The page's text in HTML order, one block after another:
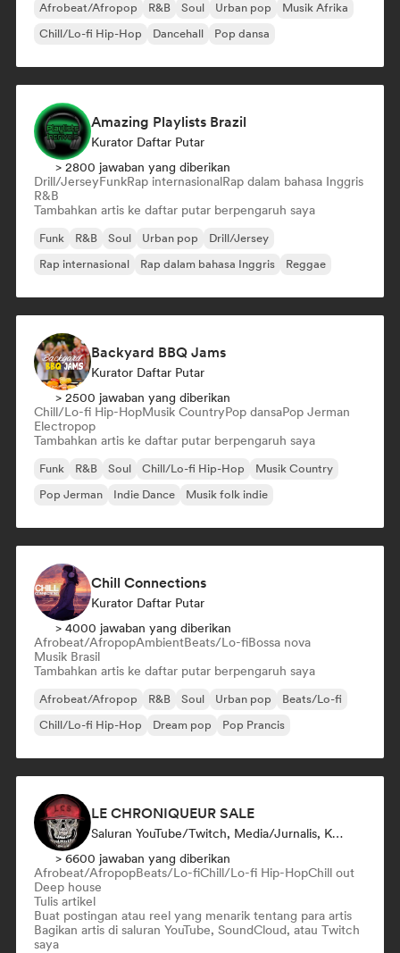
Afrobeat/Afropop R&B Soul Urban pop
Musik Afrika
Chill/Lo-fi Hip-Hop
Dancehall Pop dansa
Amazing Playlists Brazil
Kurator Daftar Putar
> 2800 jawaban yang diberikan
Drill/JerseyFunkRap internasionalRap dalam bahasa Inggris
R&B
Tambahkan artis ke daftar putar berpengaruh saya
Funk R&B Soul Urban pop
Drill/Jersey
Rap internasional
Rap dalam bahasa Inggris Reggae
Backyard BBQ Jams
Kurator Daftar Putar
> 2500 jawaban yang diberikan
Chill/Lo-fi Hip-HopMusik CountryPop dansaPop Jerman
Electropop
Tambahkan artis ke daftar putar berpengaruh saya
Funk R&B Soul Chill/Lo-fi Hip-Hop
Musik Country
Pop Jerman
Indie Dance Musik folk indie
Chill Connections
Kurator Daftar Putar
> 4000 jawaban yang diberikan
Afrobeat/AfropopAmbientBeats/Lo-fiBossa nova
Musik Brasil
Tambahkan artis ke daftar putar berpengaruh saya
Afrobeat/Afropop R&B Soul Urban pop
Beats/Lo-fi
Chill/Lo-fi Hip-Hop
Dream pop Pop Prancis
LE CHRONIQUEUR SALE
Saluran YouTube/Twitch, Media/Jurnalis, Kurator Media Sosial
> 6600 jawaban yang diberikan
Afrobeat/AfropopBeats/Lo-fiChill/Lo-fi Hip-HopChill out
Deep house
Tulis artikel
Buat postingan atau reel yang menarik tentang para artis
Bagikan artis di saluran YouTube, SoundCloud, atau Twitch
saya